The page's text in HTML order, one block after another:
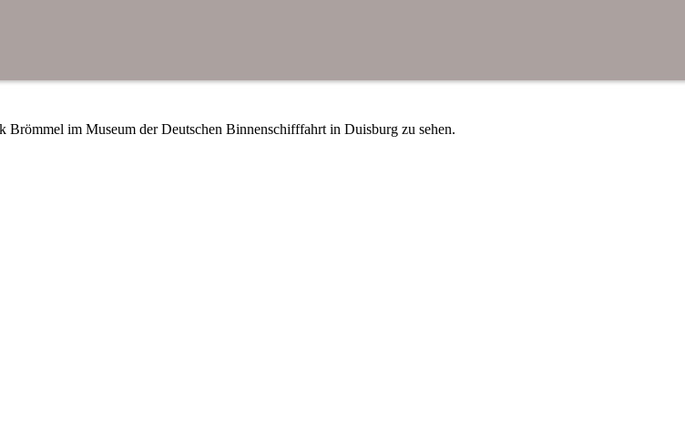
im Museum der Deutschen Binnenschifffahrt in Duisburg zu sehen.